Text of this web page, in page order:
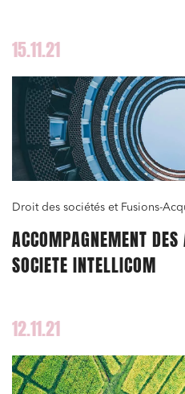
15.11.21
Droit des sociétés et Fusions-
ACCOMPAGNEMENT
SOCIETE INTELLICOM
12.11.21